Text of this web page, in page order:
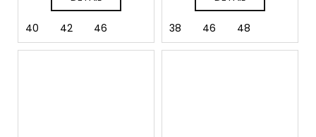
40 42 46 38 46 48